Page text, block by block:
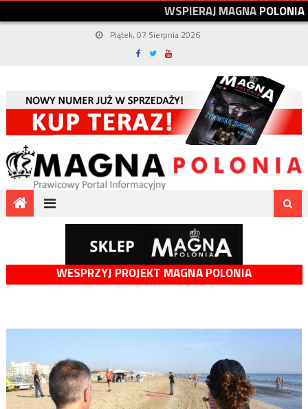
WSPIERAJMAGNAPOLONIA
Piątek, 07 Sierpnia 2026
WESPRZYJ PROJEKT MAGNA POLONIA